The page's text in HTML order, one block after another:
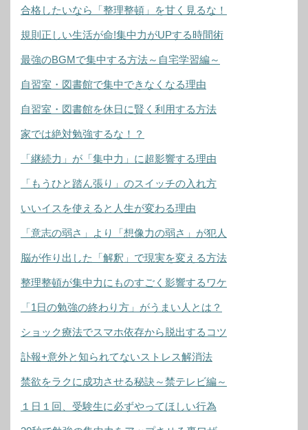
合格したいなら「整理整頓」を甘く見るな！
規則正しい生活が命!集中力がUPする時間術
最強のBGMで集中する方法～自宅学習編～
自習室・図書館で集中できなくなる理由
自習室・図書館を休日に賢く利用する方法
家では絶対勉強するな！？
「継続力」が「集中力」に超影響する理由
「もうひと踏ん張り」のスイッチの入れ方
いいイスを使えると人生が変わる理由
「意志の弱さ」より「想像力の弱さ」が犯人
脳が作り出した「解釈」で現実を変える方法
整理整頓が集中力にものすごく影響するワケ
「1日の勉強の終わり方」がうまい人とは？
ショック療法でスマホ依存から脱出するコツ
訃報+意外と知られてないストレス解消法
禁欲をラクに成功させる秘訣～禁テレビ編～
１日１回、受験生に必ずやってほしい行為